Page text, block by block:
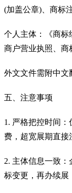
(加盖公章)、商标
个人主体：《商标
商户营业执照、商
外文文件需附中文
五、注意事项
1. 严格把控时间
费，超宽展期直接
2. 主体信息一致
标变更，再办续展